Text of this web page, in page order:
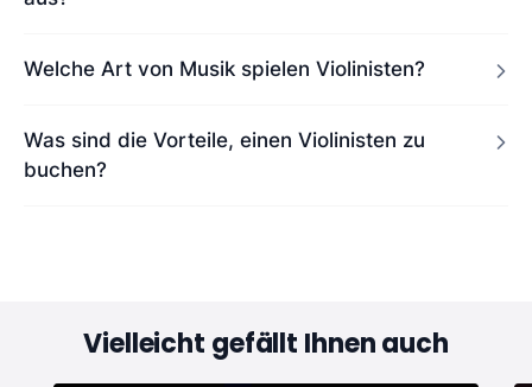
Welche Art von Musik spielen Violinisten?
Was sind die Vorteile, einen Violinisten zu
buchen?
Vielleicht gefällt Ihnen auch